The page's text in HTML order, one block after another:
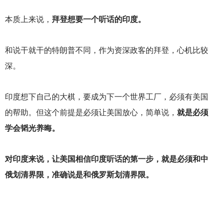
本质上来说， 拜登想要一个听话的印度。
和说干就干的特朗普不同，作为资深政客的拜登，心机比较
深。
印度想下自己的大棋，要成为下一个世界工厂，必须有美国
的帮助。但这个前提是必须让美国放心，简单说， 就是必须
学会韬光养晦。
对印度来说，让美国相信印度听话的第一步，就是必须和中
俄划清界限，准确说是和俄罗斯划清界限。